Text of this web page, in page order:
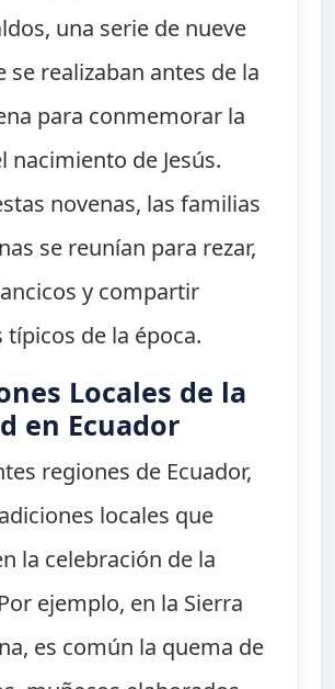
una serie de nueve
se realizaban antes de la
para conmemorar la
nacimiento de Jesús.
novenas, las familias
se reunían para rezar,
y compartir
de la época.
Locales de la
en Ecuador
regiones de Ecuador,
locales que
la celebración de la
ejemplo, en la Sierra
es común la quema de